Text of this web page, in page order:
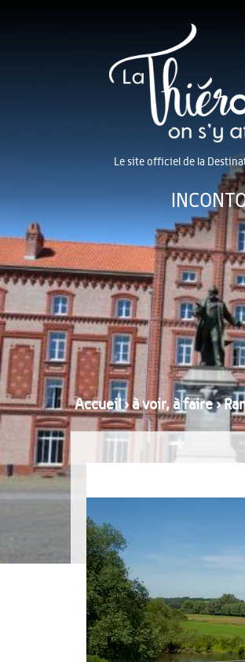
Le site officiel de la
Accueil› à voir, à faire›